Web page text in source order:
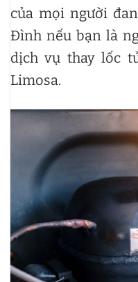
của mọi người
Đình nếu bạn là
dịch vụ thay lốc
Limosa.